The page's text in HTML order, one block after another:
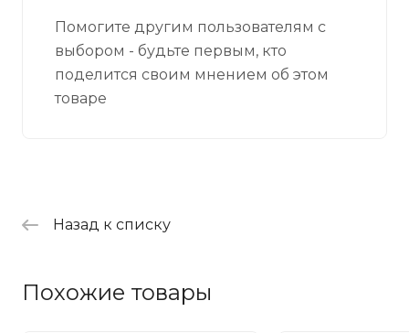
Помогите другим пользователям с
выбором - будьте первым, кто
поделится своим мнением об этом
товаре
Назад к списку
Похожие товары